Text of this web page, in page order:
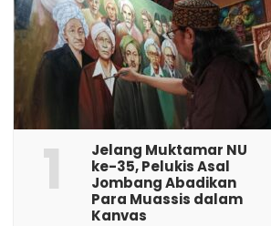
1
Jelang Muktamar NU
ke-35, Pelukis Asal
Jombang Abadikan
Para Muassis dalam
Kanvas